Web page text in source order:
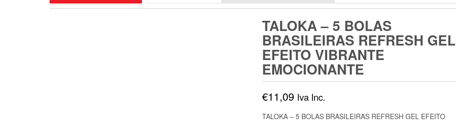
TALOKA – 5 BOLAS
BRASILEIRAS REFRESH GEL
EFEITO VIBRANTE
EMOCIONANTE
€11,09 Iva Inc.
TALOKA – 5 BOLAS BRASILEIRAS REFRESH GEL EFEITO